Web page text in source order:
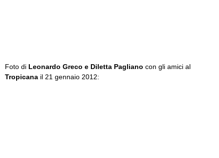
Foto di Leonardo Greco e Diletta Pagliano con gli amici al
Tropicana il 21 gennaio 2012: